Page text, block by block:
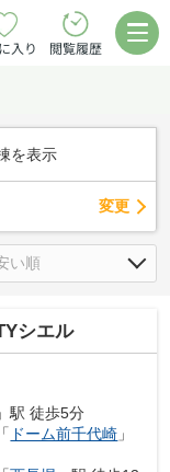
入り 閲覧履歴
を表示
変更
シエル
」駅 徒歩5分
「 ドーム前千代崎 」